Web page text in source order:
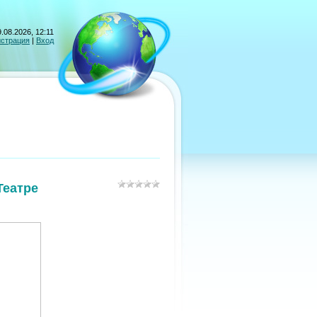
12:11
| Вход